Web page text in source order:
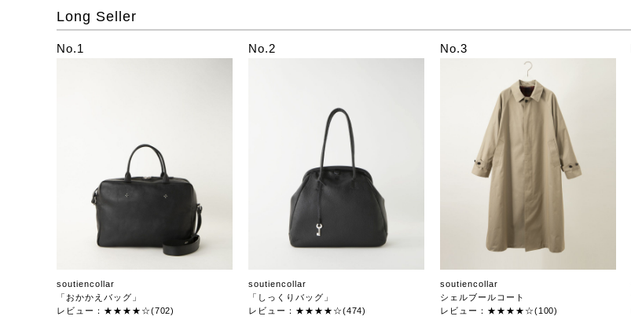
Long Seller
No.1
soutiencollar
「おかかえバッグ」
レビュー：★★★★☆(702)
No.2
soutiencollar
「しっくりバッグ」
レビュー：★★★★☆(474)
No.3
soutiencollar
シェルブールコート
レビュー：★★★★☆(100)